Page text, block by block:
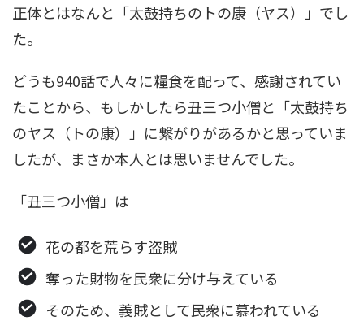
正体とはなんと「太鼓持ちのトの康（ヤス）」でし
た。
どうも940話で人々に糧食を配って、感謝されてい
たことから、もしかしたら丑三つ小僧と「太鼓持ち
のヤス（トの康）」に繋がりがあるかと思っていま
したが、まさか本人とは思いませんでした。
「丑三つ小僧」は
花の都を荒らす盗賊
奪った財物を民衆に分け与えている
そのため、義賊として民衆に慕われている